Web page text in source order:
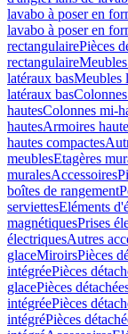
lavabo à poser en
lavabo à poser en
rectangulairePièces
rectangulaire
latéraux basMeubles
latéraux bas
hautesColonnes mi-
hautesArmoires
hautes compactes
meublesEtagères
muralesAccessoires
boîtes de rangement
serviettesEléments
magnétiquesPrises
électriquesAutres
glaceMiroirsPièces
intégréePièces
glacePièces
intégréePièces
intégréPièces